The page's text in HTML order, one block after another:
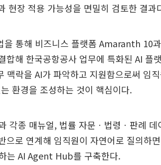
현장 적용 가능성을 면밀히 검토한 결과
을 통해 비즈니스 플랫폼 Amaranth 10
해 한국공항공사 업무에 특화된 AI 플
맥락을 AI가 파악하고 지원함으로써 임
환경을 조성하는 것이 핵심이다.
각종 매뉴얼, 법률 자문ㆍ법령ㆍ판례
으로 연계해 임직원이 자연어로 질의하
는 AI Agent Hub를 구축한다.